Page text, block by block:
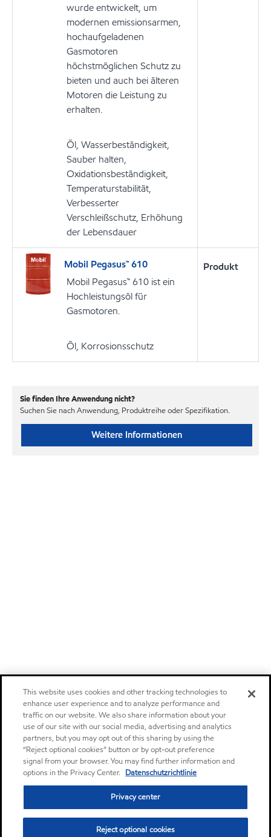
wurde entwickelt, um
modernen emissionsarmen,
hochaufgeladenen
Gasmotoren
höchstmöglichen Schutz zu
bieten und auch bei älteren
Motoren die Leistung zu
erhalten.
Öl, Wasserbeständigkeit,
Sauber halten,
Oxidationsbeständigkeit,
Temperaturstabilität,
Verbesserter
Verschleißschutz, Erhöhung
der Lebensdauer
Mobil Pegasus™ 610
Mobil Pegasus™ 610 ist ein
Hochleistungsöl für
Gasmotoren.
Öl, Korrosionsschutz
Produkt
Sie finden Ihre Anwendung nicht?
Suchen Sie nach Anwendung, Produktreihe oder Spezifikation.
Weitere Informationen
This website uses cookies and other tracking technologies to
enhance user experience and to analyze performance and
traffic on our website. We also share information about your
use of our site with our social media, advertising and analytics
partners, but you may opt out of this sharing by using the
“Reject optional cookies” button or by opt-out preference
signal from your browser. You may find further information and
options in the Privacy Center. Datenschutzrichtlinie
Privacy center
Reject optional cookies